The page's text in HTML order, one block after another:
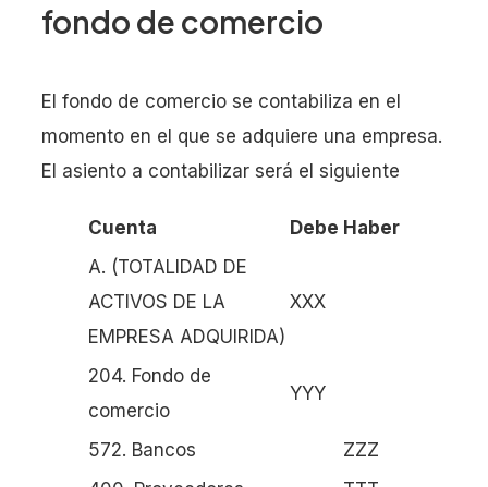
fondo de comercio
El fondo de comercio se contabiliza en el
momento en el que se adquiere una empresa.
El asiento a contabilizar será el siguiente
Cuenta Debe Haber
A. (TOTALIDAD DE
ACTIVOS DE LA
EMPRESA ADQUIRIDA)
XXX
204. Fondo de
comercio
YYY
572. Bancos
ZZZ